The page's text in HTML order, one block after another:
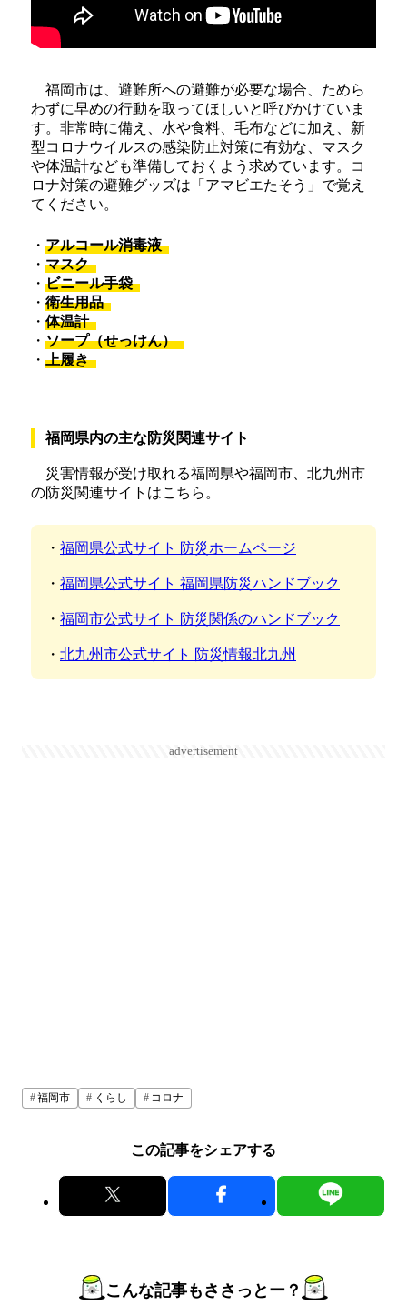
福岡市は、避難所への避難が必要な場合、ためら
わずに早めの行動を取ってほしいと呼びかけていま
す。非常時に備え、水や食料、毛布などに加え、新
型コロナウイルスの感染防止対策に有効な、マスク
や体温計なども準備しておくよう求めています。コ
ロナ対策の避難グッズは「アマビエたそう」で覚え
てください。
・ アルコール消毒液
・ マスク
・ ビニール手袋
・ 衛生用品
・ 体温計
・ ソープ（せっけん）
・ 上履き
福岡県内の主な防災関連サイト
災害情報が受け取れる福岡県や福岡市、北九州市
の防災関連サイトはこちら。
・ 福岡県公式サイト 防災ホームページ
・ 福岡県公式サイト 福岡県防災ハンドブック
・ 福岡市公式サイト 防災関係のハンドブック
・ 北九州市公式サイト 防災情報北九州
advertisement
福岡市 くらし コロナ
この記事をシェアする
こんな記事もささっとー？